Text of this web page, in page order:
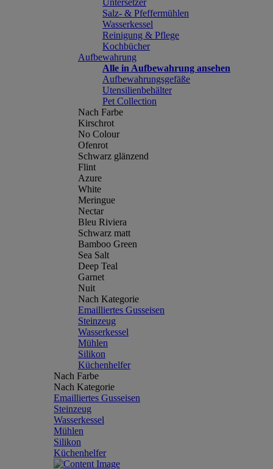
Untersetzer
Salz- & Pfeffermühlen
Wasserkessel
Reinigung & Pflege
Kochbücher
Aufbewahrung
Alle in Aufbewahrung ansehen
Aufbewahrungsgefäße
Utensilienbehälter
Pet Collection
Nach Farbe
Kirschrot
No Colour
Ofenrot
Schwarz glänzend
Flint
Azure
White
Meringue
Nectar
Bleu Riviera
Schwarz matt
Bamboo Green
Sea Salt
Deep Teal
Garnet
Nuit
Nach Kategorie
Emailliertes Gusseisen
Steinzeug
Wasserkessel
Mühlen
Silikon
Küchenhelfer
Nach Farbe
Nach Kategorie
Emailliertes Gusseisen
Steinzeug
Wasserkessel
Mühlen
Silikon
Küchenhelfer